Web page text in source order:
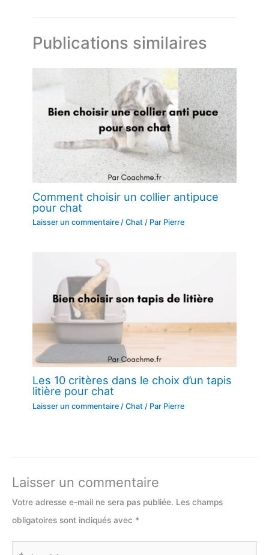
Publications similaires
Comment choisir un collier antipuce
pour chat
Laisser un commentaire /Chat / Par Pierre
Les 10 critères dans le choix d’un tapis
litière pour chat
Laisser un commentaire /Chat / Par Pierre
Laisser un commentaire
Votre adresse e-mail ne sera pas publiée. Les champs
obligatoires sont indiqués avec *